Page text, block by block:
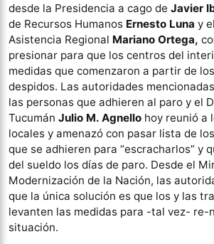
desde la Presidencia a cago de Javier
de Recursos Humanos Ernesto Luna y
Asistencia Regional Mariano Ortega,
presionar para que los centros del
medidas que comenzaron a partir de
despidos. Las autoridades
las personas que adhieren al paro y el
Tucumán Julio M. Agnello hoy reunió a
locales y amenazó con pasar lista de
que se adhieren para “escracharlos” y
del sueldo los días de paro. Desde el
Modernización de la Nación, las
que la única solución es que los y las
levanten las medidas para -tal vez- re-
situación.